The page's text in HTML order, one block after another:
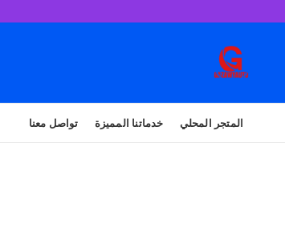
المتجر المحلي خدماتنا المميزة تواصل معنا